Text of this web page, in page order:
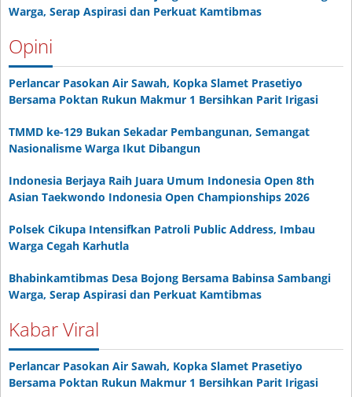
Warga, Serap Aspirasi dan Perkuat Kamtibmas
Opini
Perlancar Pasokan Air Sawah, Kopka Slamet Prasetiyo
Bersama Poktan Rukun Makmur 1 Bersihkan Parit Irigasi
TMMD ke-129 Bukan Sekadar Pembangunan, Semangat
Nasionalisme Warga Ikut Dibangun
Indonesia Berjaya Raih Juara Umum Indonesia Open 8th
Asian Taekwondo Indonesia Open Championships 2026
Polsek Cikupa Intensifkan Patroli Public Address, Imbau
Warga Cegah Karhutla
Bhabinkamtibmas Desa Bojong Bersama Babinsa Sambangi
Warga, Serap Aspirasi dan Perkuat Kamtibmas
Kabar Viral
Perlancar Pasokan Air Sawah, Kopka Slamet Prasetiyo
Bersama Poktan Rukun Makmur 1 Bersihkan Parit Irigasi